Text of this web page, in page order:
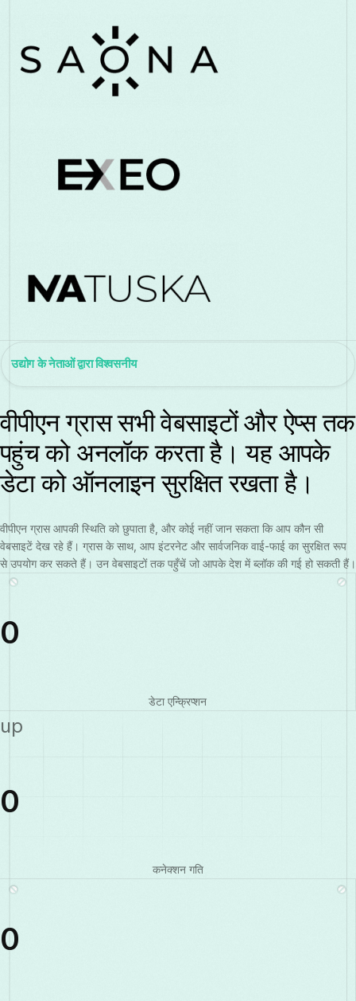
उद्योग के नेताओं द्वारा विश्वसनीय
वीपीएन ग्रास सभी वेबसाइटों और ऐप्स तक
पहुंच को अनलॉक करता है। यह आपके
डेटा को ऑनलाइन सुरक्षित रखता है।
वीपीएन ग्रास आपकी स्थिति को छुपाता है, और कोई नहीं जान सकता कि आप कौन सी
वेबसाइटें देख रहे हैं। ग्रास के साथ, आप इंटरनेट और सार्वजनिक वाई-फाई का सुरक्षित रूप
से उपयोग कर सकते हैं। उन वेबसाइटों तक पहुँचें जो आपके देश में ब्लॉक की गई हो सकती हैं।
0
डेटा एन्क्रिप्शन
up
0
कनेक्शन गति
0